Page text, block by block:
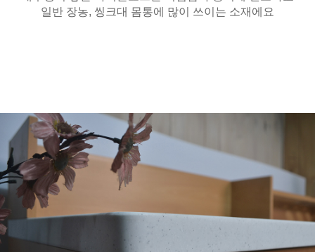
일반 장농, 씽크대 몸통에 많이 쓰이는 소재에요